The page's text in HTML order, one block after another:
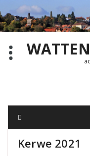
Inhalt
springen
Kerwe 2021